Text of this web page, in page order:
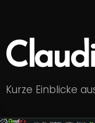
Kurze Einblicke